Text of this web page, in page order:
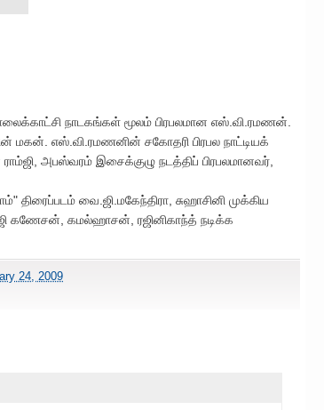
நாடகங்கள் மூலம் பிரபலமான எஸ்.வி.ரமணன்.
மகன். எஸ்.வி.ரமணனின் சகோதரி பிரபல நாட்டியக்
அபஸ்வரம் இசைக்குழு நடத்திப் பிரபலமானவர்,
வை.ஜி.மகேந்திரா, சுஹாசினி முக்கிய
கணேசன், கமல்ஹாசன், ரஜினிகாந்த் நடிக்க
24, 2009